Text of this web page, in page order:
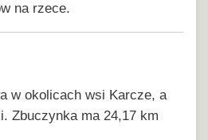
na rzece.
w okolicach wsi Karcze, a
Zbuczynka ma 24,17 km